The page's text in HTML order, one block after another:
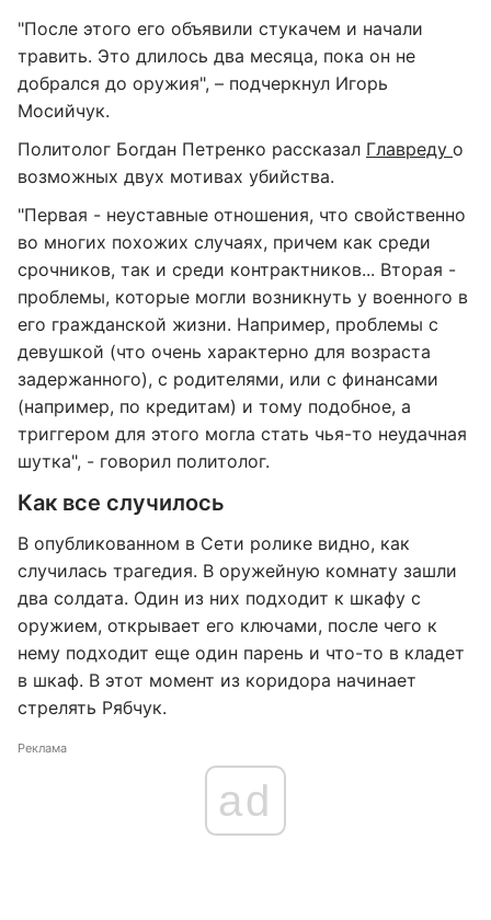
"После этого его объявили стукачем и начали
травить. Это длилось два месяца, пока он не
добрался до оружия", – подчеркнул Игорь
Мосийчук.
Политолог Богдан Петренко рассказал Главреду о
возможных двух мотивах убийства.
"Первая - неуставные отношения, что свойственно
во многих похожих случаях, причем как среди
срочников, так и среди контрактников... Вторая -
проблемы, которые могли возникнуть у военного в
его гражданской жизни. Например, проблемы с
девушкой (что очень характерно для возраста
задержанного), с родителями, или с финансами
(например, по кредитам) и тому подобное, а
триггером для этого могла стать чья-то неудачная
шутка", - говорил политолог.
Как все случилось
В опубликованном в Сети ролике видно, как
случилась трагедия. В оружейную комнату зашли
два солдата. Один из них подходит к шкафу с
оружием, открывает его ключами, после чего к
нему подходит еще один парень и что-то в кладет
в шкаф. В этот момент из коридора начинает
стрелять Рябчук.
Реклама
ad